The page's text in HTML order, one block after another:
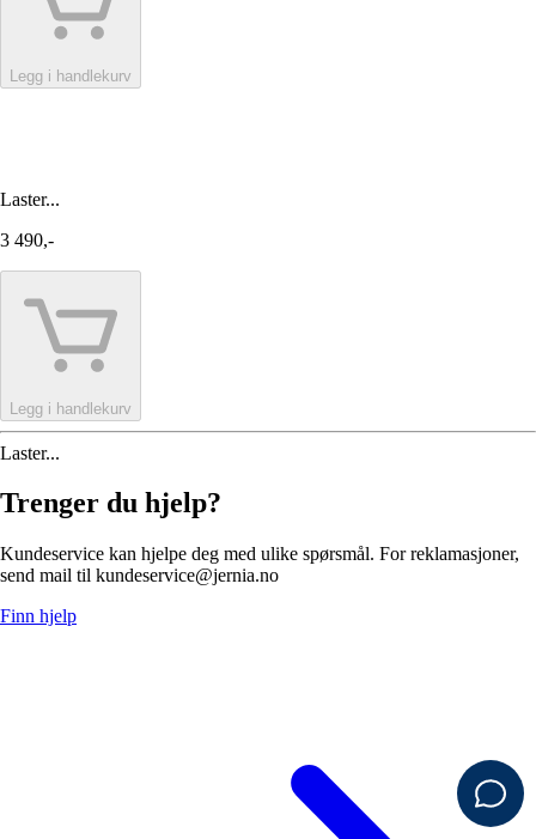
Legg i handlekurv
Laster...
3 490,-
Legg i handlekurv
Laster...
Trenger du hjelp?
Kundeservice kan hjelpe deg med ulike spørsmål. For reklamasjoner,
send mail til kundeservice@jernia.no
Finn hjelp